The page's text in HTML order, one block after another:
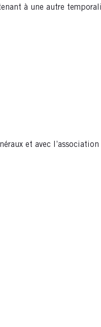
à une autre
et avec